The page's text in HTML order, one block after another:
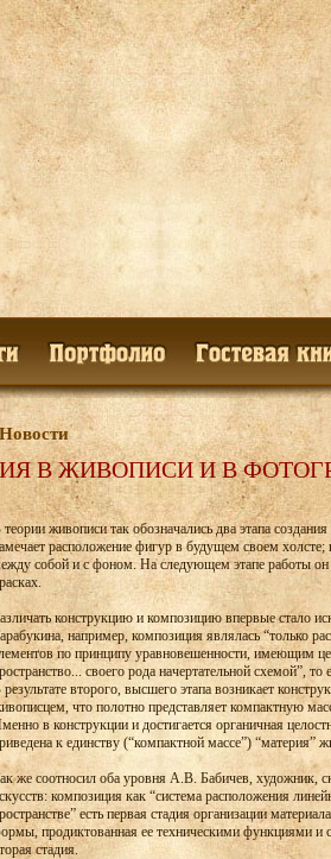
Новости
В ЖИВОПИСИ И В
живописи так обозначались два этапа
расположение фигур в будущем своем холсте;
собой и с фоном. На следующем этапе работы он
конструкцию и композицию впервые стало
например, композиция являлась “только
по принципу уравновешенности, имеющим
своего рода начертательной схемой”,
второго, высшего этапа возникает
что полотно представляет компактную
в конструкции и достигается органичная
к единству (“компактной массе”) “материя”
же соотносил оба уровня А.В. Бабичев, художник,
композиция как “система расположения
есть первая стадия организации
продиктованная ее техническими функциями и
стадия.